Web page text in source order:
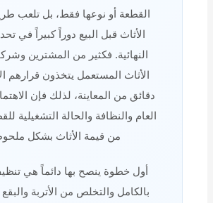
القطعة أو نوعها فقط، بل تلعب
الأثاث قبل البيع دوراً كبيراً في
النهائية. فكثير من المشترين
الأثاث المستعمل يتخذون قرارهم
دقائق من المعاينة، لذلك فإن
العام والنظافة والحالة التشغيلية
من قيمة الأثاث بشكل
أول خطوة ينصح بها دائماً هي
بالكامل والتخلص من الأتربة